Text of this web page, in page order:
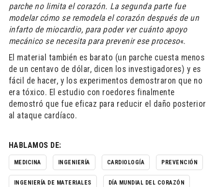
parche no limita el corazón. La segunda parte fue
modelar cómo se remodela el corazón después de un
infarto de miocardio, para poder ver cuánto apoyo
mecánico se necesita para prevenir ese proceso«.
El material también es barato (un parche cuesta menos
de un centavo de dólar, dicen los investigadores) y es
fácil de hacer, y los experimentos demostraron que no
era tóxico. El estudio con roedores finalmente
demostró que fue eficaz para reducir el daño posterior
al ataque cardíaco.
HABLAMOS DE:
MEDICINA INGENIERÍA CARDIOLOGÍA PREVENCIÓN
INGENIERÍA DE MATERIALES DÍA MUNDIAL DEL CORAZÓN